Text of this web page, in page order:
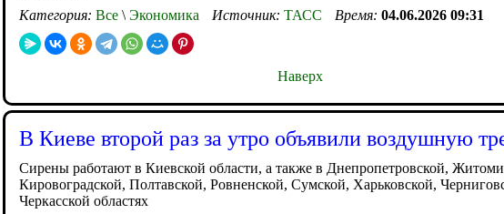
Категория: Все \ Экономика Источник: ТАСС Время: 04.06.2026 09:31
Наверх
В Киеве второй раз за утро объявили воздушную
Сирены работают в Киевской области, а также в Днепропетровской,
Кировоградской, Полтавской, Ровненской, Сумской, Харьковской,
Черкасской областях